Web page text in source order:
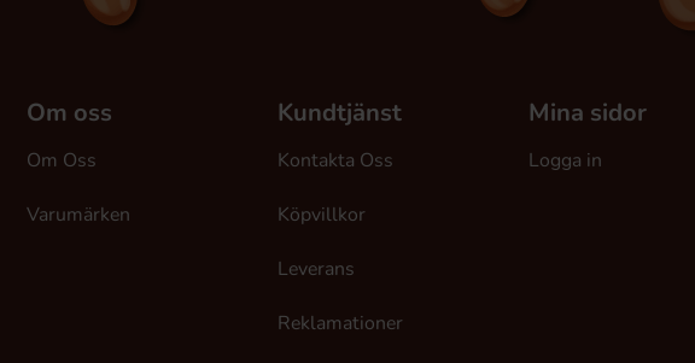
Om oss
Om Oss
Varumärken
Kundtjänst
Kontakta Oss
Köpvillkor
Leverans
Reklamationer
Mina sidor
Logga in